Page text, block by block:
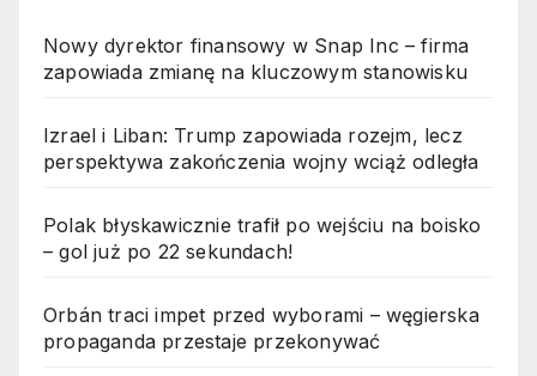
Nowy dyrektor finansowy w Snap Inc – firma
zapowiada zmianę na kluczowym stanowisku
Izrael i Liban: Trump zapowiada rozejm, lecz
perspektywa zakończenia wojny wciąż odległa
Polak błyskawicznie trafił po wejściu na boisko
– gol już po 22 sekundach!
Orbán traci impet przed wyborami – węgierska
propaganda przestaje przekonywać